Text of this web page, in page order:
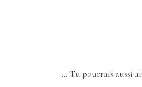
… Tu pourrais aussi